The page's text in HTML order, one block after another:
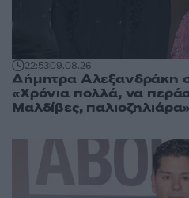
22:5309.08.26
Δήμητρα Αλεξανδράκη
«Χρόνια πολλά, να
Μαλδίβες, παλιοζηλιάρα»